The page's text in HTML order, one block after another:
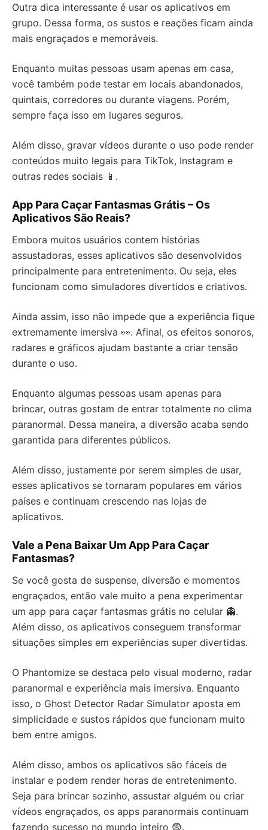
Outra dica interessante é usar os aplicativos em
grupo. Dessa forma, os sustos e reações ficam ainda
mais engraçados e memoráveis.
Enquanto muitas pessoas usam apenas em casa,
você também pode testar em locais abandonados,
quintais, corredores ou durante viagens. Porém,
sempre faça isso em lugares seguros.
Além disso, gravar vídeos durante o uso pode render
conteúdos muito legais para TikTok, Instagram e
outras redes sociais 📱.
App Para Caçar Fantasmas Grátis – Os
Aplicativos São Reais?
Embora muitos usuários contem histórias
assustadoras, esses aplicativos são desenvolvidos
principalmente para entretenimento. Ou seja, eles
funcionam como simuladores divertidos e criativos.
Ainda assim, isso não impede que a experiência fique
extremamente imersiva 👀. Afinal, os efeitos sonoros,
radares e gráficos ajudam bastante a criar tensão
durante o uso.
Enquanto algumas pessoas usam apenas para
brincar, outras gostam de entrar totalmente no clima
paranormal. Dessa maneira, a diversão acaba sendo
garantida para diferentes públicos.
Além disso, justamente por serem simples de usar,
esses aplicativos se tornaram populares em vários
países e continuam crescendo nas lojas de
aplicativos.
Vale a Pena Baixar Um App Para Caçar
Fantasmas?
Se você gosta de suspense, diversão e momentos
engraçados, então vale muito a pena experimentar
um app para caçar fantasmas grátis no celular 👻.
Além disso, os aplicativos conseguem transformar
situações simples em experiências super divertidas.
O Phantomize se destaca pelo visual moderno, radar
paranormal e experiência mais imersiva. Enquanto
isso, o Ghost Detector Radar Simulator aposta em
simplicidade e sustos rápidos que funcionam muito
bem entre amigos.
Além disso, ambos os aplicativos são fáceis de
instalar e podem render horas de entretenimento.
Seja para brincar sozinho, assustar alguém ou criar
vídeos engraçados, os apps paranormais continuam
fazendo sucesso no mundo inteiro 😨.